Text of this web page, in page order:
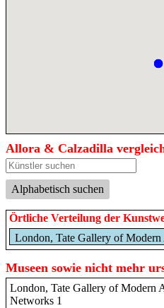
Allora & Calzadilla
Alphabetisch suchen
Örtliche Verteilung der
London, Tate Gallery of
Museen sowie nicht mehr
London, Tate Gallery of Modern
Networks 1